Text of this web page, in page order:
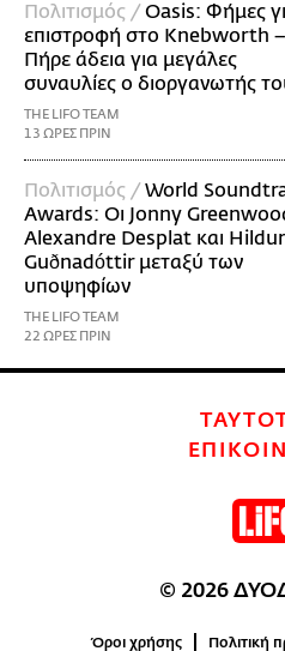
Πολιτισμός / Oasis: Φήμες
επιστροφή στο Knebworth –
Πήρε άδεια για μεγάλες
συναυλίες ο διοργανωτής
THE LIFO TEAM
13 ΩΡΕΣ ΠΡΙΝ
Πολιτισμός / World
Awards: Οι Jonny
Alexandre Desplat και Hildur
Guðnadóttir μεταξύ των
υποψηφίων
THE LIFO TEAM
22 ΩΡΕΣ ΠΡΙΝ
© 2026
Όροι χρήσης Πολιτική